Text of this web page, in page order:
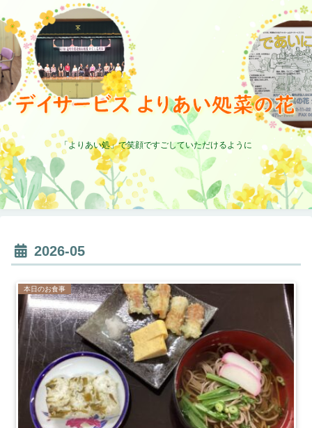
「よりあい処」で笑顔ですごしていただけるように
2026-05
本日のお食事